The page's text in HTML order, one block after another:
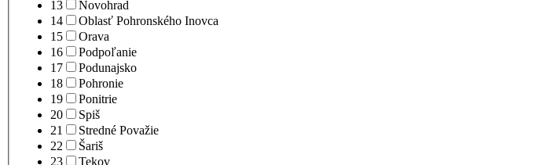
13
Novohrad
14
Oblasť Pohronského Inovca
15
Orava
16
Podpoľanie
17
Podunajsko
18
Pohronie
19
Ponitrie
20
Spiš
21
Stredné Považie
22
Šariš
23
Tekov